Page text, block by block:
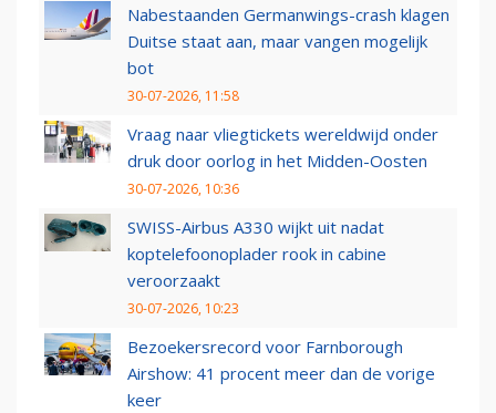
Nabestaanden Germanwings-crash klagen
Duitse staat aan, maar vangen mogelijk
bot
30-07-2026, 11:58
Vraag naar vliegtickets wereldwijd onder
druk door oorlog in het Midden-Oosten
30-07-2026, 10:36
SWISS-Airbus A330 wijkt uit nadat
koptelefoonoplader rook in cabine
veroorzaakt
30-07-2026, 10:23
Bezoekersrecord voor Farnborough
Airshow: 41 procent meer dan de vorige
keer